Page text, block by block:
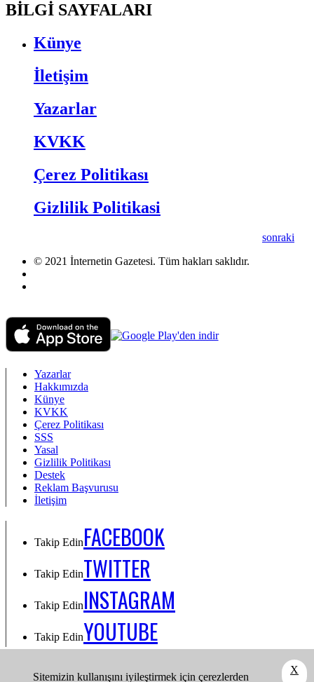
BİLGİ SAYFALARI
Künye
İletişim
Yazarlar
KVKK
Çerez Politikası
Gizlilik Politikasi
sonraki
X
Sitemizin kullanışını iyileştirmek için çerezlerden
© 2021 İnternetin Gazetesi. Tüm hakları saklıdır.
Yazarlar
Hakkımızda
Künye
KVKK
Çerez Politikası
SSS
Yasal
Gizlilik Politikası
Destek
Reklam Başvurusu
İletişim
Takip EdinFACEBOOK
Takip EdinTWITTER
Takip EdinINSTAGRAM
Takip EdinYOUTUBE
Takip Edin: Twitter